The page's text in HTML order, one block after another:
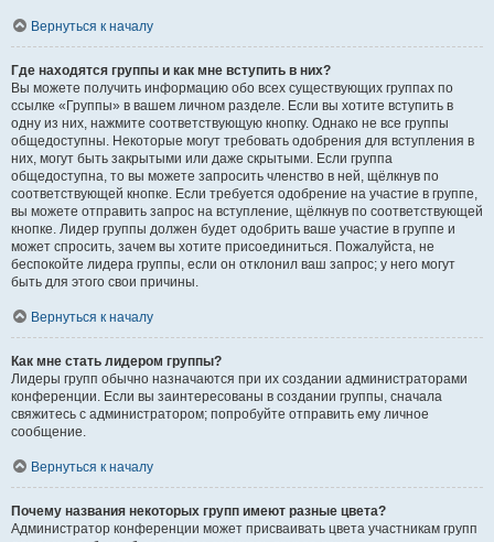
Вернуться к началу
Где находятся группы и как мне вступить в них?
Вы можете получить информацию обо всех существующих группах по
ссылке «Группы» в вашем личном разделе. Если вы хотите вступить в
одну из них, нажмите соответствующую кнопку. Однако не все группы
общедоступны. Некоторые могут требовать одобрения для вступления в
них, могут быть закрытыми или даже скрытыми. Если группа
общедоступна, то вы можете запросить членство в ней, щёлкнув по
соответствующей кнопке. Если требуется одобрение на участие в группе,
вы можете отправить запрос на вступление, щёлкнув по соответствующей
кнопке. Лидер группы должен будет одобрить ваше участие в группе и
может спросить, зачем вы хотите присоединиться. Пожалуйста, не
беспокойте лидера группы, если он отклонил ваш запрос; у него могут
быть для этого свои причины.
Вернуться к началу
Как мне стать лидером группы?
Лидеры групп обычно назначаются при их создании администраторами
конференции. Если вы заинтересованы в создании группы, сначала
свяжитесь с администратором; попробуйте отправить ему личное
сообщение.
Вернуться к началу
Почему названия некоторых групп имеют разные цвета?
Администратор конференции может присваивать цвета участникам групп